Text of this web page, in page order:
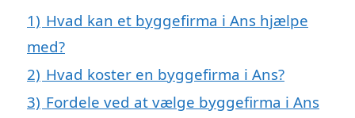
1) Hvad kan et byggefirma i Ans hjælpe
med?
2) Hvad koster en byggefirma i Ans?
3) Fordele ved at vælge byggefirma i Ans